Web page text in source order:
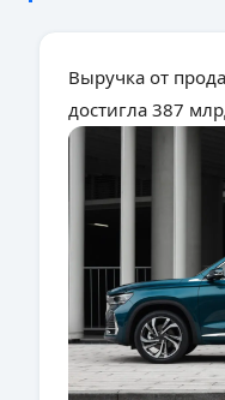
Выручка от
достигла 387